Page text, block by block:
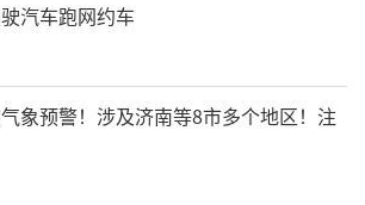
汽车跑网约车
象预警！涉及济南等8市多个地区！注